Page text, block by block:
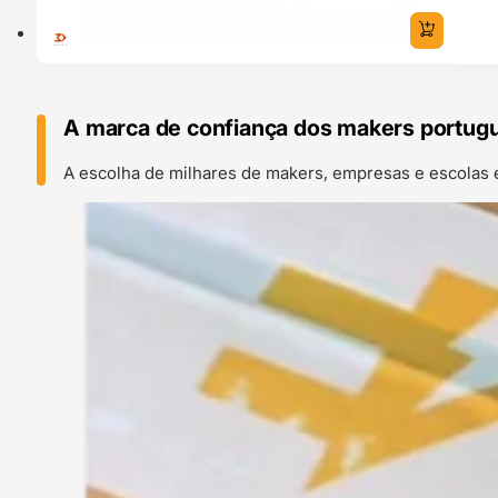
A marca de confiança dos makers
A escolha de milhares de makers, empresas e escolas